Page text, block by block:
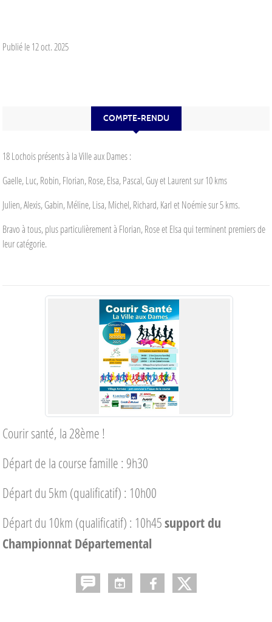
Publié le12 oct. 2025
COMPTE-RENDU
18 Lochois présents à la Ville aux Dames :
Gaelle, Luc, Robin, Florian, Rose, Elsa, Pascal, Guy et Laurent sur 10 kms
Julien, Alexis, Gabin, Méline, Lisa, Michel, Richard, Karl et Noémie sur 5 kms.
Bravo à tous, plus particulièrement à Florian, Rose et Elsa qui terminent premiers de
leur catégorie.
Courir santé, la 28ème !
Départ de la course famille : 9h30
Départ du 5km (qualificatif) : 10h00
Départ du 10km (qualificatif) : 10h45support du
Championnat Départemental